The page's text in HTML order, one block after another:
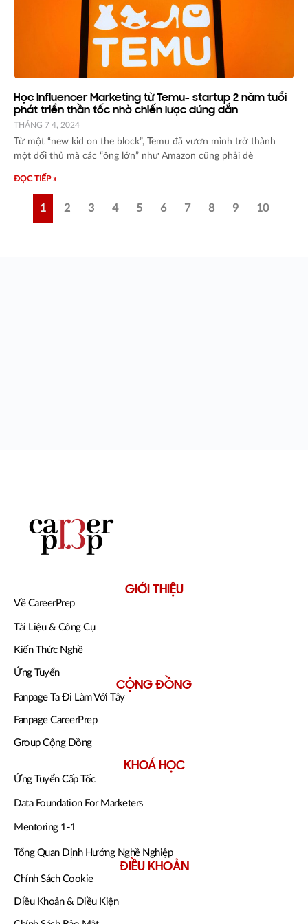
Học Influencer Marketing từ Temu- startup 2 năm tuổi
phát triển thần tốc nhờ chiến lược đúng đắn
THÁNG 7 4, 2024
Từ một “new kid on the block”, Temu đã vươn mình trở thành
một đối thủ mà các “ông lớn” như Amazon cũng phải dè
ĐỌC TIẾP »
1 2 3 4 5 6 7 8 9 10
GIỚI THIỆU
Về CareerPrep
Tài Liệu & Công Cụ
Kiến Thức Nghề
Ứng Tuyển
CỘNG ĐỒNG
Fanpage Ta Đi Làm Với Tây
Fanpage CareerPrep
Group Cộng Đồng
KHOÁ HỌC
Ứng Tuyển Cấp Tốc
Data Foundation For Marketers
Mentoring 1-1
Tổng Quan Định Hướng Nghề Nghiệp
ĐIỀU KHOẢN
Chính Sách Cookie
Điều Khoản & Điều Kiện